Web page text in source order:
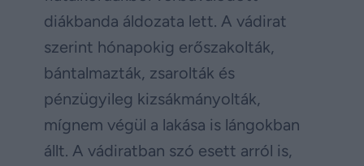
diákbanda áldozata lett. A vádirat
szerint hónapokig erőszakolták,
bántalmazták, zsarolták és
pénzügyileg kizsákmányolták,
mígnem végül a lakása is lángokban
állt. A vádiratban szó esett arról is,